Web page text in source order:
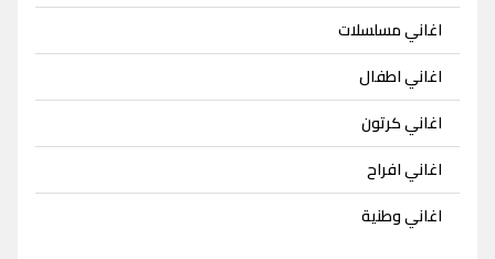
اغاني مسلسلات
اغاني اطفال
اغاني كرتون
اغاني افراح
اغاني وطنية